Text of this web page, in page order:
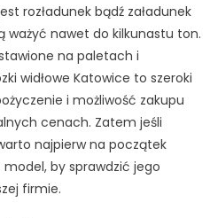
rozładunek bądź załadunek
ważyć nawet do kilkunastu ton.
na paletach i
widłowe Katowice to szeroki
i możliwość zakupu
cenach. Zatem jeśli
najpierw na początek
by sprawdzić jego
firmie.